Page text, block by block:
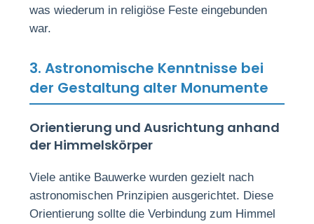
was wiederum in religiöse Feste eingebunden
war.
3. Astronomische Kenntnisse bei
der Gestaltung alter Monumente
Orientierung und Ausrichtung anhand
der Himmelskörper
Viele antike Bauwerke wurden gezielt nach
astronomischen Prinzipien ausgerichtet. Diese
Orientierung sollte die Verbindung zum Himmel